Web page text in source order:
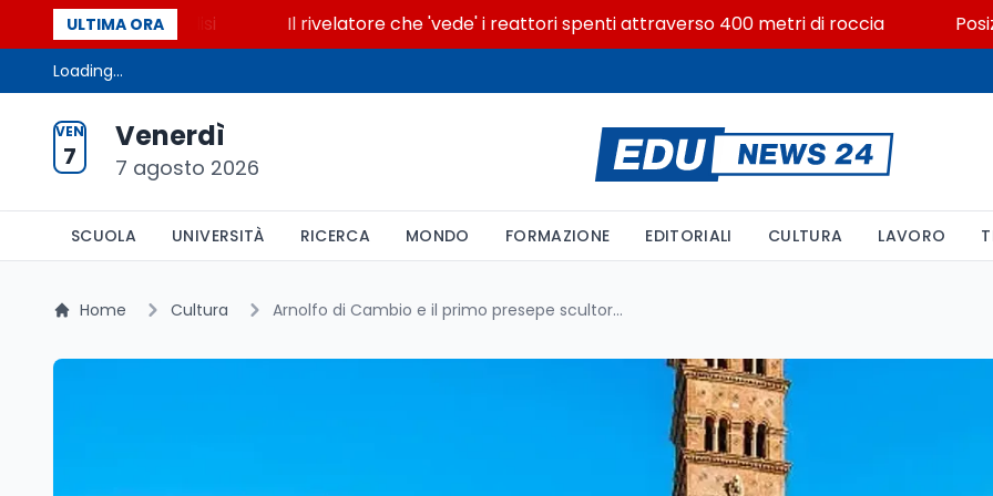
ULTIMA ORA
la glicolisi Il rivelatore che 'vede' i reattori spenti attraverso 400 metri di roccia Posizioni
Loading...
VEN
7
Venerdì
7 agosto 2026
SCUOLA UNIVERSITÀ RICERCA MONDO FORMAZIONE EDITORIALI CULTURA LAVORO
Home Cultura Arnolfo di Cambio e il primo presepe scultoreo: la Natività tra arte e spiritualità nella Basilica di Santa Maria Maggiore